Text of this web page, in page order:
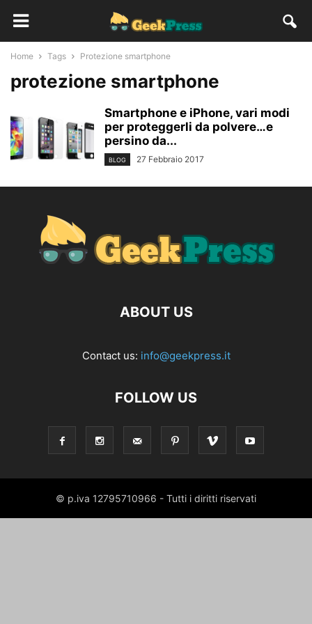
Home Tags Protezione smartphone
protezione smartphone
Smartphone e iPhone, vari modi
per proteggerli da polvere…e
persino da...
BLOG 27 Febbraio 2017
ABOUT US
Contact us: info@geekpress.it
FOLLOW US
© p.iva 12795710966 - Tutti i diritti riservati